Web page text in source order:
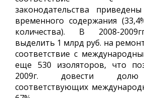
законодательства
временного содержания
количества). В 2008-
выделить 1 млрд руб. на
соответствие с
еще 530 изоляторов, что
2009г. довести долю
соответствующих